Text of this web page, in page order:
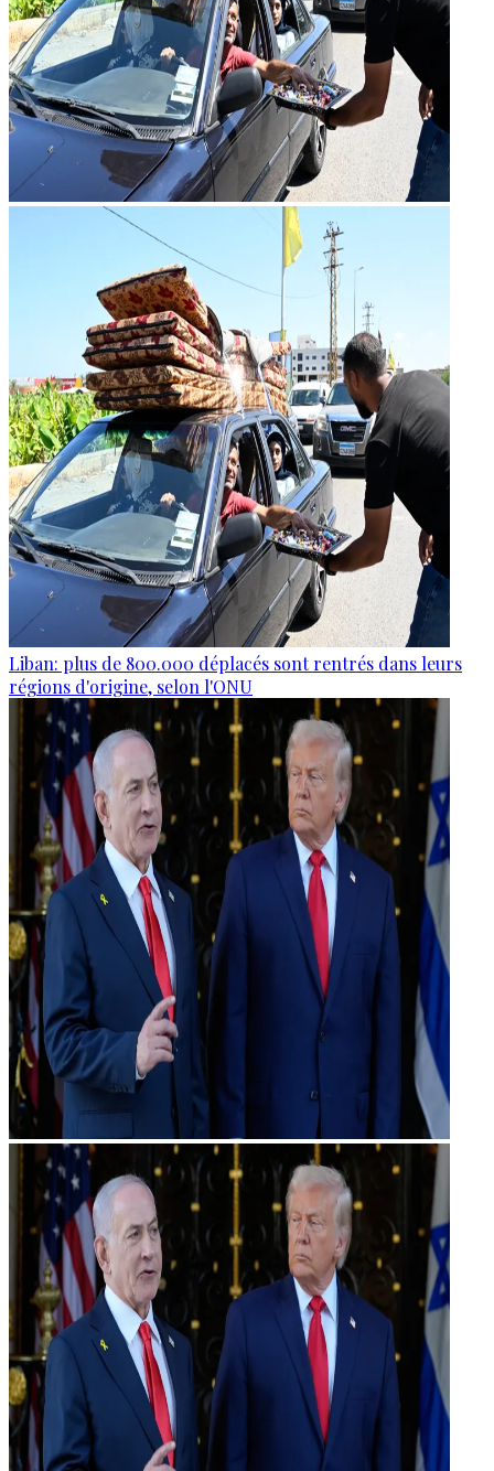
Liban: plus de 800.000 déplacés sont rentrés dans leurs
régions d'origine, selon l'ONU